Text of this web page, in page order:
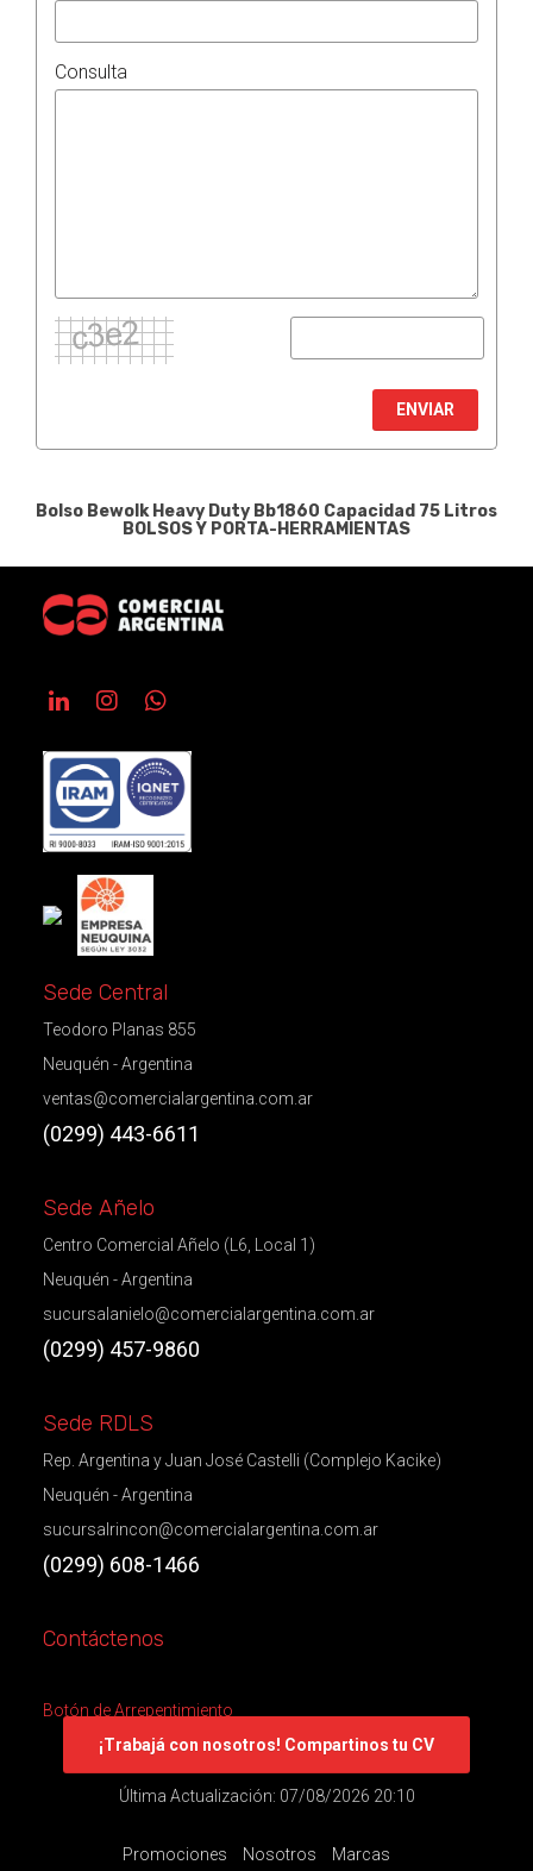
Consulta
ENVIAR
Bolso Bewolk Heavy Duty Bb1860 Capacidad 75 Litros
BOLSOS Y PORTA-HERRAMIENTAS
Sede Central
Teodoro Planas 855
Neuquén - Argentina
ventas@comercialargentina.com.ar
(0299) 443-6611
Sede Añelo
Centro Comercial Añelo (L6, Local 1)
Neuquén - Argentina
sucursalanielo@comercialargentina.com.ar
(0299) 457-9860
Sede RDLS
Rep. Argentina y Juan José Castelli (Complejo Kacike)
Neuquén - Argentina
sucursalrincon@comercialargentina.com.ar
(0299) 608-1466
Contáctenos
Botón de Arrepentimiento
¡Trabajá con nosotros! Compartinos tu CV
Última Actualización: 07/08/2026 20:10
Promociones Nosotros Marcas